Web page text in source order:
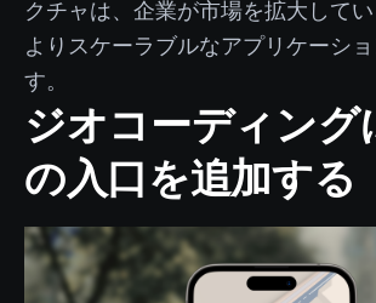
クチャは、企業が市場を拡大してい
よりスケーラブルなアプリケーシ
す。
ジオコーディング
の入口を追加する